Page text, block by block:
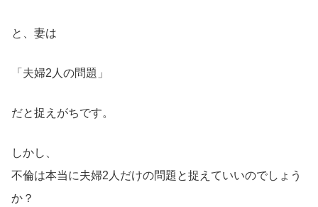
と、妻は
「夫婦2人の問題」
だと捉えがちです。
しかし、
不倫は本当に夫婦2人だけの問題と捉えていいのでしょう
か？